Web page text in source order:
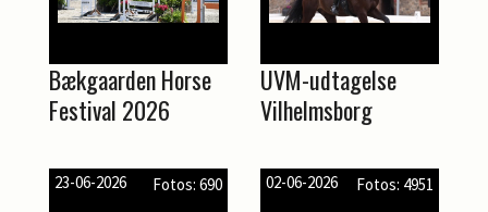
Bækgaarden Horse
Festival 2026
UVM-udtagelse
Vilhelmsborg
23-06-2026 Fotos: 690 02-06-2026 Fotos: 4951